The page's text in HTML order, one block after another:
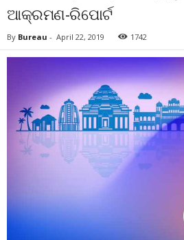
ଆକ୍ରମଣ-ରିପୋର୍ଟ
By Bureau - April 22, 2019 1742